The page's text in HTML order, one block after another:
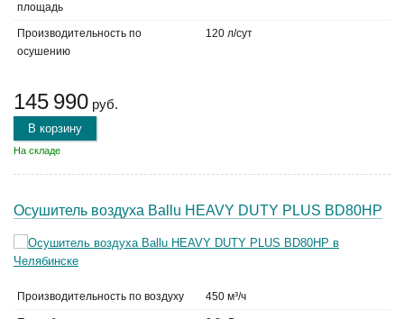
площадь
Производительность по
осушению
120 л/сут
145 990 руб.
В корзину
На складе
Осушитель воздуха Ballu HEAVY DUTY PLUS BD80HP
Производительность по воздуху 450 м³/ч